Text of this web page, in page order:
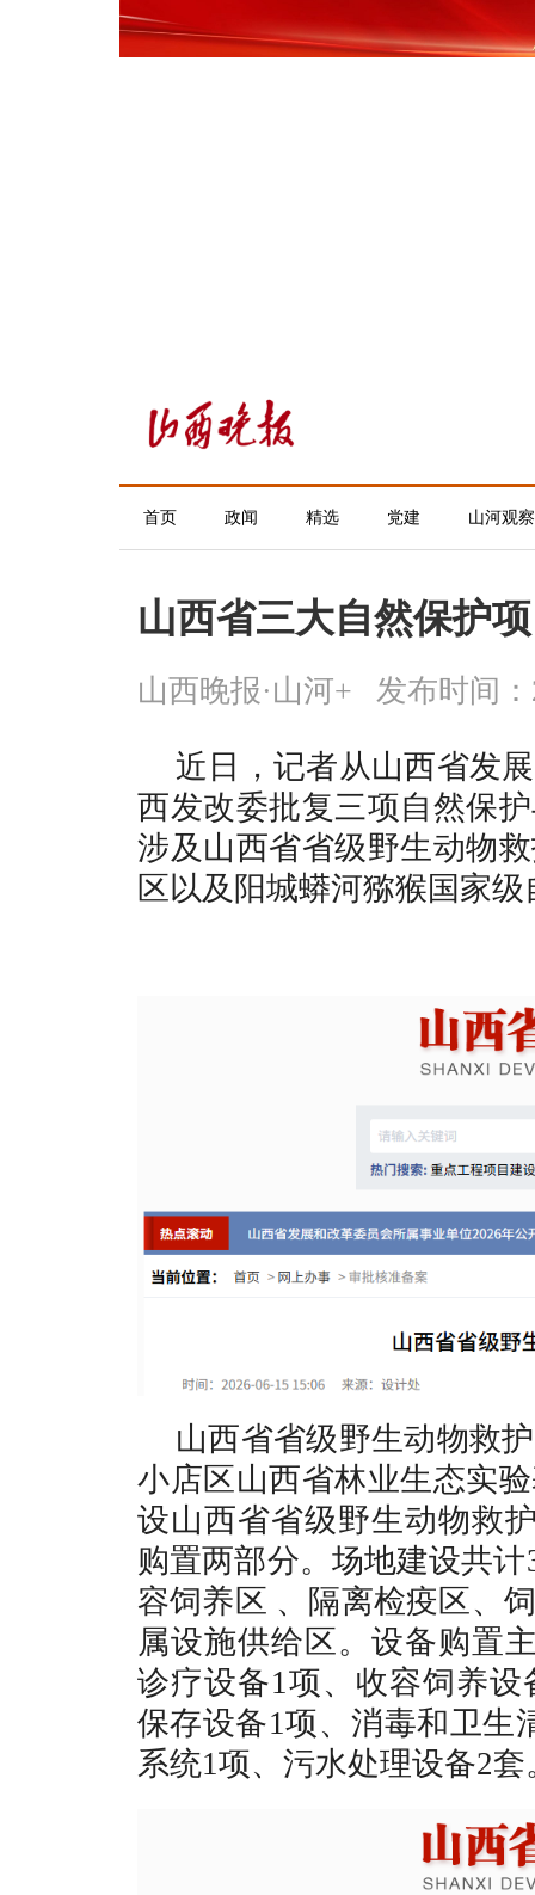
首页 政闻 精选 党建 山河观察
山西省三大自然保护
山西晚报·山河+ 发布时间：
近日，记者从山西省发
西发改委批复三项自然保
涉及山西省省级野生动物
区以及阳城蟒河猕猴国家
山西省省级野生动物救
小店区山西省林业生态实
设山西省省级野生动物救
购置两部分。场地建设共
容饲养区 、隔离检疫区、
属设施供给区。设备购置
诊疗设备1项、收容饲养
保存设备1项、消毒和卫生
系统1项、污水处理设备2套